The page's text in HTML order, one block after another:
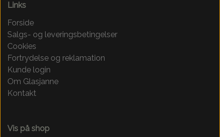
Links
Forside
Salgs- og leveringsbetingelser
Cookies
Fortrydelse og reklamation
Kunde login
Om Glasjanne
Kontakt
Vis på shop